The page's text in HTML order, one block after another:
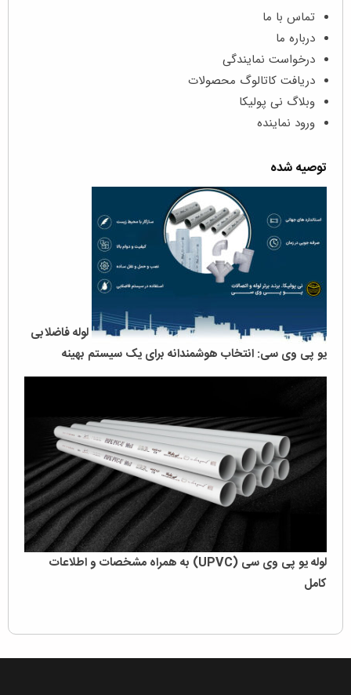
تماس با ما
درباره ما
درخواست نمایندگی
دریافت کاتالوگ محصولات
وبلاگ نی پولیکا
ورود نماینده
توصیه شده
لوله‌ فاضلابی
یو پی وی سی: انتخاب هوشمندانه برای یک سیستم بهینه
لوله یو پی وی سی (UPVC) به همراه مشخصات و اطلاعات
کامل